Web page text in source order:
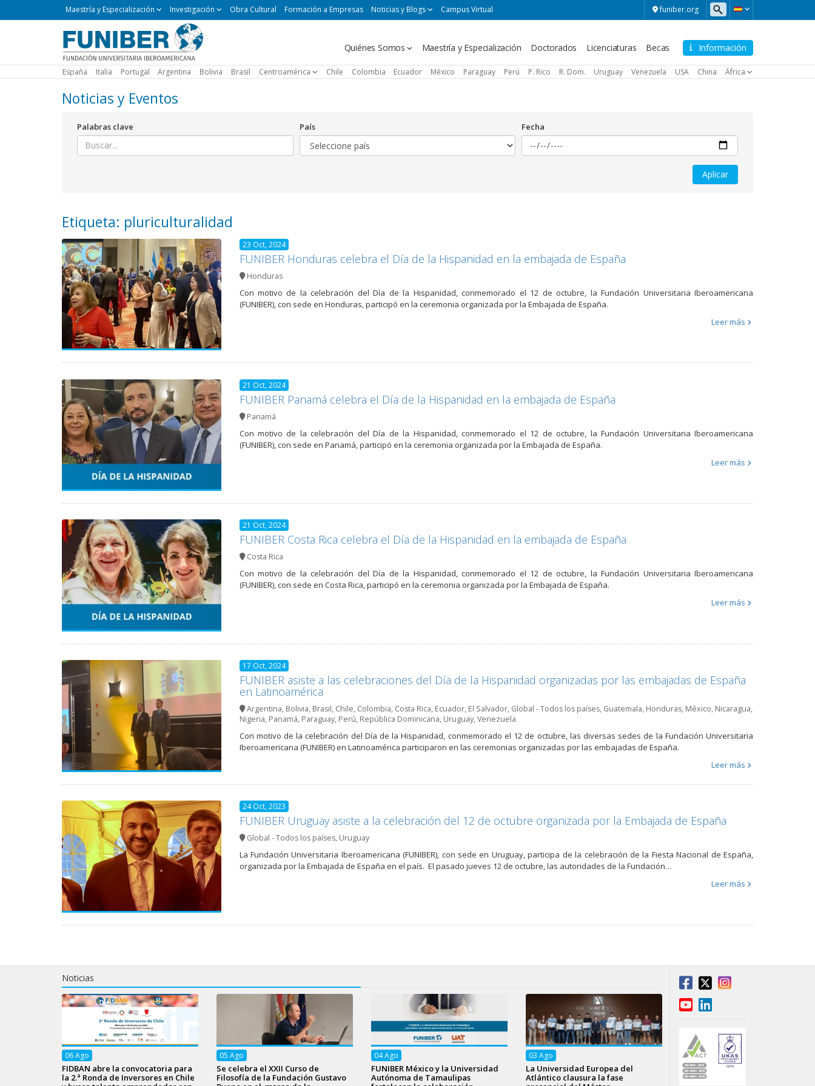
funiber.org
Maestría
Maestría y Especialización Investigación Obra Cultural Formación a Empresas Noticias y Blogs Campus Virtual
Información
Navegación
Quiénes Somos Maestría y Especialización Doctorados Licenciaturas Becas
España Italia Portugal Argentina Bolivia Brasil Centroamérica Chile Colombia Ecuador México Paraguay Perú P. Rico R. Dom. Uruguay Venezuela USA China África
Noticias y Eventos
Palabras clave País Fecha
Etiqueta: pluriculturalidad
23 Oct, 2024
FUNIBER Honduras celebra el Día de la Hispanidad en la embajada de España
Honduras
Con motivo de la celebración del Día de la Hispanidad, conmemorado el 12 de octubre, la Fundación Universitaria Iberoamericana
(FUNIBER), con sede en Honduras, participó en la ceremonia organizada por la Embajada de España.
Leer más
21 Oct, 2024
FUNIBER Panamá celebra el Día de la Hispanidad en la embajada de España
Panamá
Con motivo de la celebración del Día de la Hispanidad, conmemorado el 12 de octubre, la Fundación Universitaria Iberoamericana
(FUNIBER), con sede en Panamá, participó en la ceremonia organizada por la Embajada de España.
Leer más
21 Oct, 2024
FUNIBER Costa Rica celebra el Día de la Hispanidad en la embajada de España
Costa Rica
Con motivo de la celebración del Día de la Hispanidad, conmemorado el 12 de octubre, la Fundación Universitaria Iberoamericana
(FUNIBER), con sede en Costa Rica, participó en la ceremonia organizada por la Embajada de España.
Leer más
17 Oct, 2024
FUNIBER asiste a las celebraciones del Día de la Hispanidad organizadas por las embajadas de España
en Latinoamérica
Argentina, Bolivia, Brasil, Chile, Colombia, Costa Rica, Ecuador, El Salvador, Global - Todos los países, Guatemala, Honduras, México, Nicaragua,
Nigeria, Panamá, Paraguay, Perú, República Dominicana, Uruguay,Venezuela
Con motivo de la celebración del Día de la Hispanidad, conmemorado el 12 de octubre, las diversas sedes de la Fundación Universitaria
Iberoamericana (FUNIBER) en Latinoamérica participaron en las ceremonias organizadas por las embajadas de España.
Leer más
24 Oct, 2023
FUNIBER Uruguay asiste a la celebración del 12 de octubre organizada por la Embajada de España
Global - Todos los países, Uruguay
La Fundación Universitaria Iberoamericana (FUNIBER), con sede en Uruguay, participa de la celebración de la Fiesta Nacional de España,
organizada por la Embajada de España en el país. El pasado jueves 12 de octubre, las autoridades de la Fundación…
Leer más
Noticias
06Ago
FIDBAN abre la convocatoria para
la 2.ª Ronda de Inversores en Chile
05 Ago
Se celebra el XXII Curso de
Filosofía de la Fundación Gustavo
04Ago
FUNIBER México y la Universidad
Autónoma de Tamaulipas
03 Ago
La Universidad Europea del
Atlántico clausura la fase